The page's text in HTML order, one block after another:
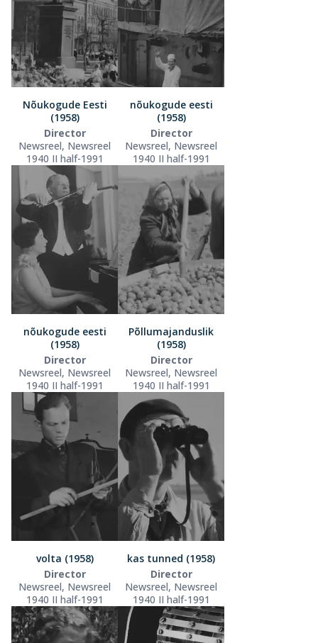
Nõukogude Eesti
(1958)
Director
Newsreel, Newsreel
1940 II half-1991
nõukogude eesti
(1958)
Director
Newsreel, Newsreel
1940 II half-1991
nõukogude eesti
(1958)
Director
Newsreel, Newsreel
1940 II half-1991
Põllumajanduslik
(1958)
Director
Newsreel, Newsreel
1940 II half-1991
volta (1958)
Director
Newsreel, Newsreel
1940 II half-1991
kas tunned (1958)
Director
Newsreel, Newsreel
1940 II half-1991